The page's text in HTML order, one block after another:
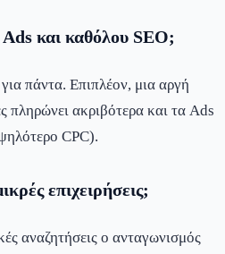
και καθόλου SEO;
πάντα. Επιπλέον, μια αργή
πληρώνει ακριβότερα και τα Ads
CPC).
επιχειρήσεις;
αναζητήσεις ο ανταγωνισμός